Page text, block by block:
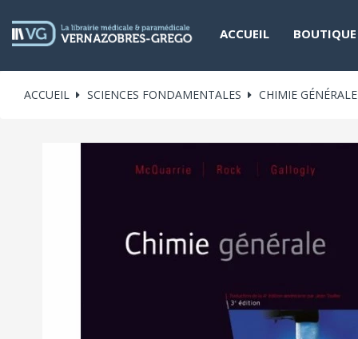
ACCUEIL BOUTIQUE
ACCUEIL SCIENCES FONDAMENTALES CHIMIE GÉNÉRALE